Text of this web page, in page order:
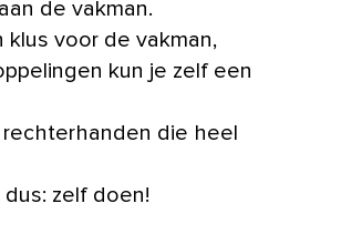
de vakman.
klus voor de vakman,
kun je zelf een
die heel
zelf doen!